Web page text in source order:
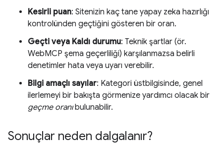
Kesirli puan: Sitenizin kaç tane yapay zeka hazırlığı
kontrolünden geçtiğini gösteren bir oran.
Geçti veya Kaldı durumu: Teknik şartlar (ör.
WebMCP şema geçerliliği) karşılanmazsa belirli
denetimler hata veya uyarı verebilir.
Bilgi amaçlı sayılar: Kategori üstbilgisinde, genel
ilerlemeyi bir bakışta görmenize yardımcı olacak bir
geçme oranıbulunabilir.
Sonuçlar neden dalgalanır?